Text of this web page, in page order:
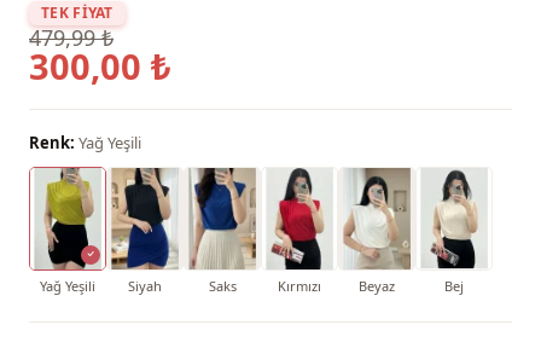
TEK FİYAT
479,99 ₺
300,00 ₺
Renk: Yağ Yeşili
Yağ Yeşili Siyah Saks Kırmızı Beyaz Bej